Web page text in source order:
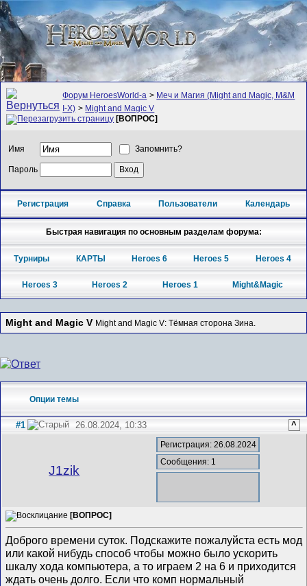
Форум HeroesWorld-а > Меч и Магия (Might and Magic, M&M
I-X) > Might and Magic V
[ВОПРОС]
Имя Запомнить?
Пароль
Регистрация Справка Пользователи Календарь
Быстрая навигация по основным разделам форума:
Турниры КАРТЫ Heroes 6 Heroes 5 Heroes 4
Heroes 3 Heroes 2 Heroes 1 Might&Magic
Might and Magic V Might and Magic V: Тёмная сторона Зина.
Опции темы
#1 26.08.2024, 10:33 ^
J1zik
Регистрация: 26.08.2024
Сообщения: 1
[ВОПРОС]
Доброго времени суток. Подскажите пожалуйста есть мод
или какой нибудь способ чтобы можно было ускорить
шкалу хода компьютера, а то играем 2 на 6 и приходится
ждать очень долго. Если что комп нормальный